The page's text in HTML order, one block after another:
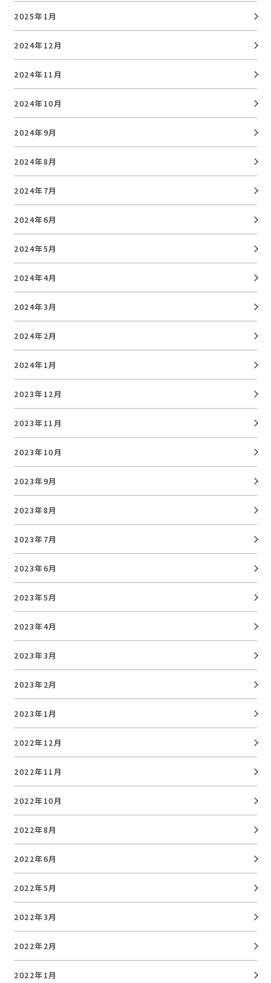
2025年1月
2024年12月
2024年11月
2024年10月
2024年9月
2024年8月
2024年7月
2024年6月
2024年5月
2024年4月
2024年3月
2024年2月
2024年1月
2023年12月
2023年11月
2023年10月
2023年9月
2023年8月
2023年7月
2023年6月
2023年5月
2023年4月
2023年3月
2023年2月
2023年1月
2022年12月
2022年11月
2022年10月
2022年8月
2022年6月
2022年5月
2022年3月
2022年2月
2022年1月